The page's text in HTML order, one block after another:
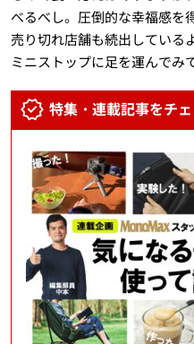
べるべし。圧倒的な幸福感を
売り切れ店舗も続出している
ミニストップに足を運んでみ
特集・連載記事をチェ